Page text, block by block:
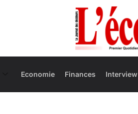
Economie Finances Interview